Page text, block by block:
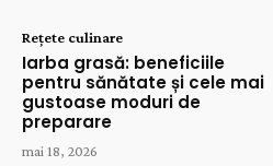
Rețete culinare
Iarba grasă: beneficiile
pentru sănătate și cele mai
gustoase moduri de
preparare
mai 18, 2026